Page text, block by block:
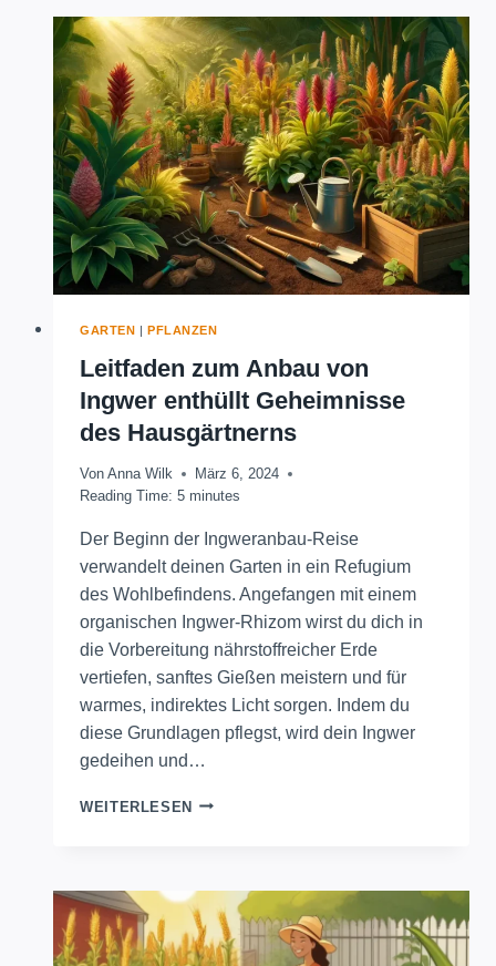
DES
KARTOFFELANBAUS
GARTEN |PFLANZEN
Leitfaden zum Anbau von
Ingwer enthüllt Geheimnisse
des Hausgärtnerns
Von Anna Wilk
März 6, 2024
Reading Time: 5 minutes
Der Beginn der Ingweranbau-Reise
verwandelt deinen Garten in ein Refugium
des Wohlbefindens. Angefangen mit einem
organischen Ingwer-Rhizom wirst du dich in
die Vorbereitung nährstoffreicher Erde
vertiefen, sanftes Gießen meistern und für
warmes, indirektes Licht sorgen. Indem du
diese Grundlagen pflegst, wird dein Ingwer
gedeihen und…
WEITERLESEN LEITFADEN
INGWER
ENTHÜLLT
GEHEIMNISSE
DES